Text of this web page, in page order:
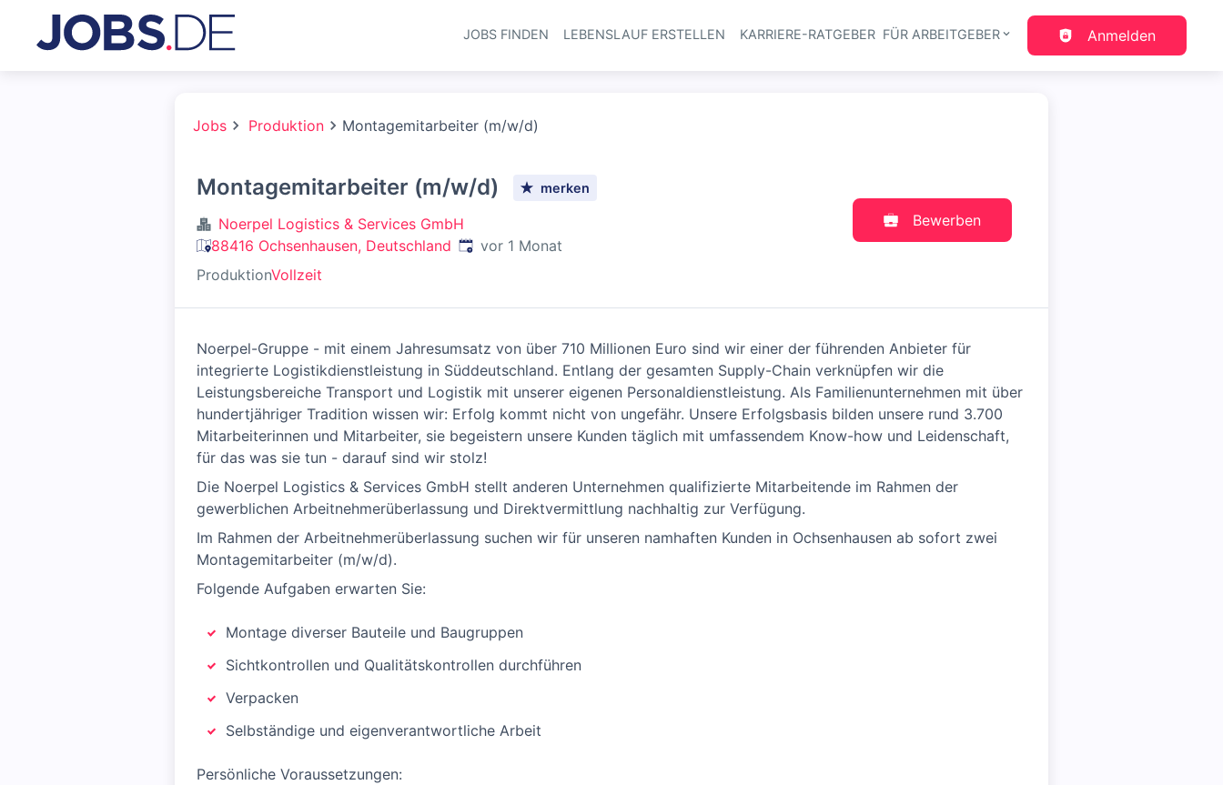
Haupt-Navigation
JOBS FINDEN LEBENSLAUF ERSTELLEN KARRIERE-RATGEBER FÜR ARBEITGEBER Anmelden
Jobs Produktion Montagemitarbeiter (m/w/d)
Montagemitarbeiter (m/w/d) merken
Noerpel Logistics & Services GmbH
88416 Ochsenhausen, Deutschland Veröffentlicht:
vor 1 Monat
ProduktionVollzeit
Bewerben
Noerpel-Gruppe - mit einem Jahresumsatz von über 710 Millionen Euro sind wir einer der führenden Anbieter für
integrierte Logistikdienstleistung in Süddeutschland. Entlang der gesamten Supply-Chain verknüpfen wir die
Leistungsbereiche Transport und Logistik mit unserer eigenen Personaldienstleistung. Als Familienunternehmen mit über
hundertjähriger Tradition wissen wir: Erfolg kommt nicht von ungefähr. Unsere Erfolgsbasis bilden unsere rund 3.700
Mitarbeiterinnen und Mitarbeiter, sie begeistern unsere Kunden täglich mit umfassendem Know-how und Leidenschaft,
für das was sie tun - darauf sind wir stolz!
Die Noerpel Logistics & Services GmbH stellt anderen Unternehmen qualifizierte Mitarbeitende im Rahmen der
gewerblichen Arbeitnehmerüberlassung und Direktvermittlung nachhaltig zur Verfügung.
Im Rahmen der Arbeitnehmerüberlassung suchen wir für unseren namhaften Kunden in Ochsenhausen ab sofort zwei
Montagemitarbeiter (m/w/d).
Folgende Aufgaben erwarten Sie:
Montage diverser Bauteile und Baugruppen
Sichtkontrollen und Qualitätskontrollen durchführen
Verpacken
Selbständige und eigenverantwortliche Arbeit
Persönliche Voraussetzungen: